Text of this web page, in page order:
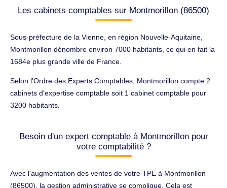
Les cabinets comptables sur Montmorillon (86500)
Sous-préfecture de la Vienne, en région Nouvelle-Aquitaine,
Montmorillon dénombre environ 7000 habitants, ce qui en fait la
1684e plus grande ville de France.
Selon l'Ordre des Experts Comptables, Montmorillon compte 2
cabinets d'expertise comptable soit 1 cabinet comptable pour
3200 habitants.
Besoin d'un expert comptable à Montmorillon pour
votre comptabilité ?
Avec l’augmentation des ventes de votre TPE à Montmorillon
(86500), la gestion administrative se complique. Cela est